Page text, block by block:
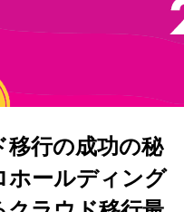
移行の成功の秘
ールディング